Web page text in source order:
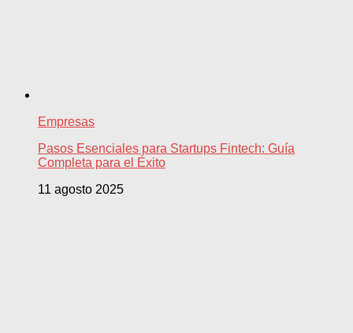
Empresas
Pasos Esenciales para Startups Fintech: Guía
Completa para el Éxito
11 agosto 2025